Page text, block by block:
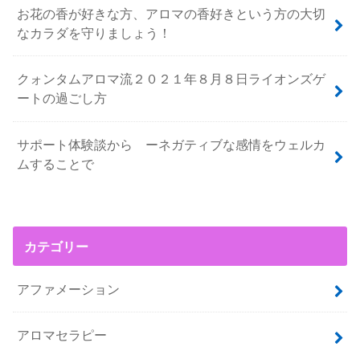
お花の香が好きな方、アロマの香好きという方の大切
なカラダを守りましょう！
クォンタムアロマ流２０２１年８月８日ライオンズゲ
ートの過ごし方
サポート体験談から ーネガティブな感情をウェルカ
ムすることで
カテゴリー
アファメーション
アロマセラピー